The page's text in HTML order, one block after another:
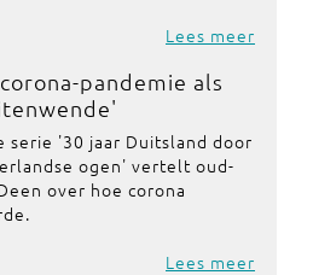
Lees meer
pandemie als
serie '30 jaar Duitsland door
ogen' vertelt oud-
over hoe corona
Lees meer